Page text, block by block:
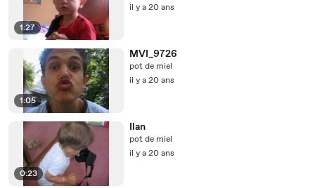
1:27
il y a 20 ans
1:05
MVI_9726
pot de miel
il y a 20 ans
0:23
Ilan
pot de miel
il y a 20 ans